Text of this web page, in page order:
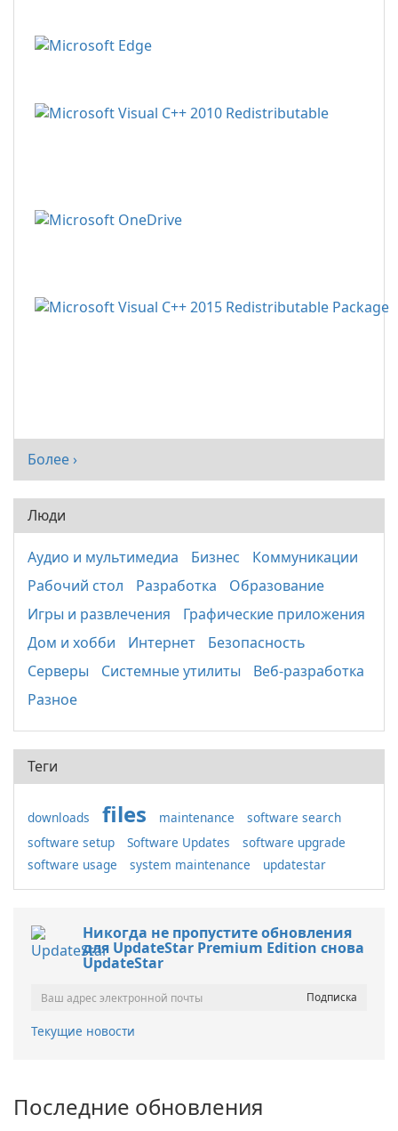
Более ›
Люди
Аудио и мультимедиа Бизнес
Коммуникации
Рабочий стол
Разработка
Образование
Игры и развлечения
Графические приложения
Дом и хобби
Интернет
Безопасность
Серверы
Системные утилиты
Веб-разработка
Разное
Теги
downloads files maintenance
software search
software setup
Software Updates
software upgrade
software usage
system maintenance updatestar
Никогда не пропустите обновления
для UpdateStar Premium Edition снова
UpdateStar
Текущие новости
Последние обновления